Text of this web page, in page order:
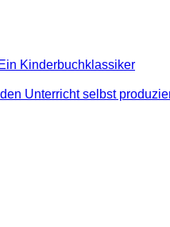
Kinderbuchklassiker
Unterricht selbst